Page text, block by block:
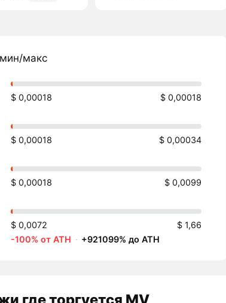
макс
$ 0,00018 $ 0,00018
$ 0,00018 $ 0,00034
$ 0,00018 $ 0,0099
$ 0,0072
$ 1,66
-100% от ATH · +921099% до ATH
где торгуется MV